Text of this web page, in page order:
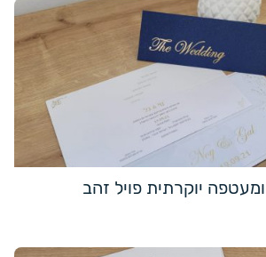
יוקרתית פויל זהב